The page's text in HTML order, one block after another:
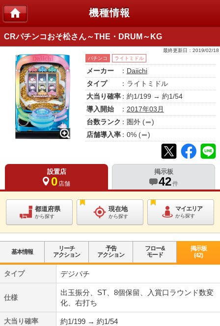
機種情報
CRパチンコおそ松さん～THE・DRUM～KG
最終更新日： 2019/02/18
パチンコ
ライトミドル
メーカー ： Daiichi
タイプ
：ライトミドル
大当り確率：約1/199 → 約1/54
導入開始
： 2017年03月
台数ランク： 圏外(
)
店舗導入率： 0% ( )
設置店
0 店舗
掲示板
42件
都道府県
から探す
現在地
から探す
マイエリア
から探す
基本情報
リーチ
アクション
予告
アクション
フロー&
モード
掲示板
(42)
タイプ デジパチ
仕様
出玉振分、ST、8個保留、入賞口ラウンド数変
化、右打ち
大当り確率 約1/199 → 約1/54